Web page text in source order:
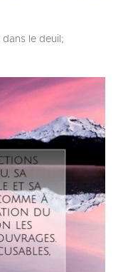
le deuil;